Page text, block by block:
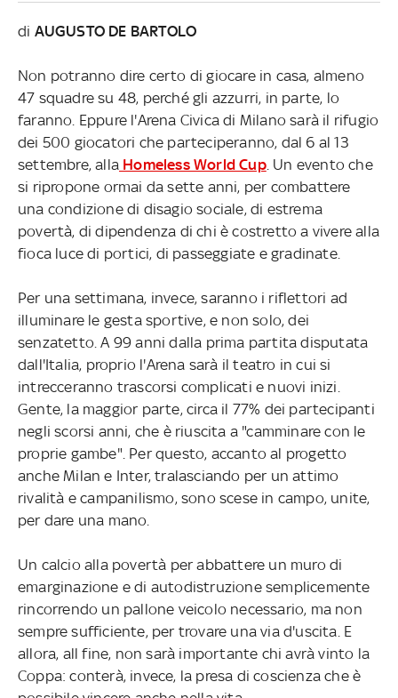
di AUGUSTO DE BARTOLO
Non potranno dire certo di giocare in casa, almeno
47 squadre su 48, perché gli azzurri, in parte, lo
faranno. Eppure l'Arena Civica di Milano sarà il rifugio
dei 500 giocatori che parteciperanno, dal 6 al 13
settembre, allaHomeless World Cup. Un evento che
si ripropone ormai da sette anni, per combattere
una condizione di disagio sociale, di estrema
povertà, di dipendenza di chi è costretto a vivere alla
fioca luce di portici, di passeggiate e gradinate.
Per una settimana, invece, saranno i riflettori ad
illuminare le gesta sportive, e non solo, dei
senzatetto. A 99 anni dalla prima partita disputata
dall'Italia, proprio l'Arena sarà il teatro in cui si
intrecceranno trascorsi complicati e nuovi inizi.
Gente, la maggior parte, circa il 77% dei partecipanti
negli scorsi anni, che è riuscita a "camminare con le
proprie gambe". Per questo, accanto al progetto
anche Milan e Inter, tralasciando per un attimo
rivalità e campanilismo, sono scese in campo, unite,
per dare una mano.
Un calcio alla povertà per abbattere un muro di
emarginazione e di autodistruzione semplicemente
rincorrendo un pallone veicolo necessario, ma non
sempre sufficiente, per trovare una via d'uscita. E
allora, all fine, non sarà importante chi avrà vinto la
Coppa: conterà, invece, la presa di coscienza che è